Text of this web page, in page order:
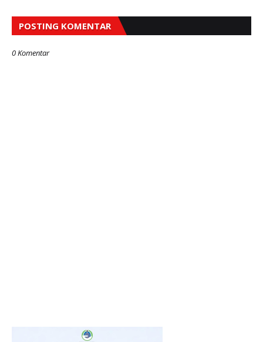
POSTING KOMENTAR
0 Komentar